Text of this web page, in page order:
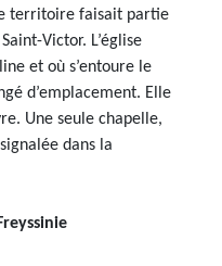
territoire faisait partie
Victor. L’église
et où s’entoure le
d’emplacement. Elle
Une seule chapelle,
dans la